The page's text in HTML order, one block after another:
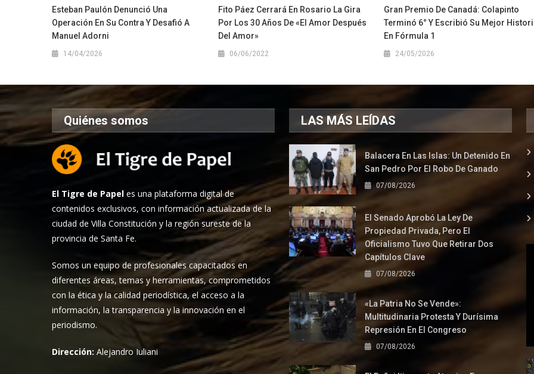
Esteban Paulón Denunció Una
Operación En Su Contra Y Desafió A
Manuel Adorni
14/04/2026
Fito Páez Cerrará En Rosario La Gira
Por Los 30 Años De «El Amor Después
Del Amor»
06/06/2022
Gran Premio De Canadá: Colapinto
Terminó 6° Y Escribió Su Mejor
En Fórmula 1
24/05/2026
Quiénes somos
El Tigre de Papel es una plataforma digital de
contenidos exclusivos, con información actualizada de la
ciudad de Villa Constitución y la región sureste de la
provincia de Santa Fe.
Somos un equipo de profesionales capacitados en
diferentes áreas, temas y herramientas, comprometidos
con la ética y la calidad periodística, el acceso a la
información, la transparencia y la innovación en el
periodismo.
Dirección:Alejandro Iuliani
LAS MÁS LEÍDAS
Balacera En Las Islas: Un Detenido En
San Pedro Por El Robo De Ganado
07/08/2026
El Senado Aprobó La Ley De
Propiedad Privada, Pero El
Oficialismo Tuvo Que Retirar Dos
Capítulos Clave
07/08/2026
«La Patria No Se Vende»:
Multitudinaria Protesta Y Durísima
Represión En El Congreso
07/08/2026